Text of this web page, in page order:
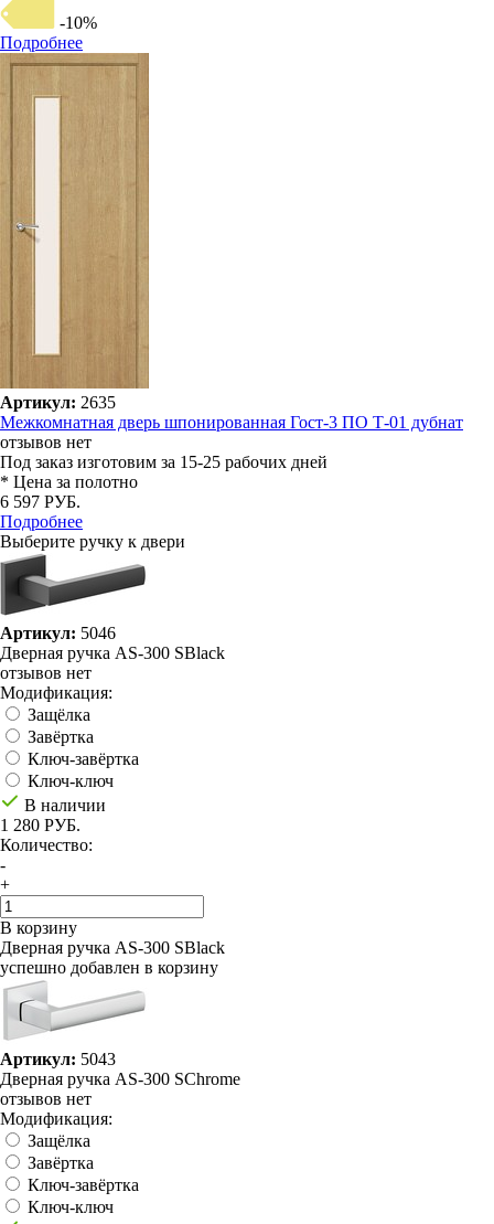
-10%
Подробнее
Артикул: 2635
Межкомнатная дверь шпонированная Гост-3 ПО Т-01 дубнат
отзывов нет
Под заказ изготовим за 15-25 рабочих дней
* Цена за полотно
6 597 РУБ.
Подробнее
Выберите ручку к двери
Артикул: 5046
Дверная ручка AS-300 SBlack
отзывов нет
Модификация:
Защёлка
Завёртка
Ключ-завёртка
Ключ-ключ
В наличии
1 280 РУБ.
Количество:
-
+
В корзину
Дверная ручка AS-300 SBlack
успешно добавлен в корзину
Артикул: 5043
Дверная ручка AS-300 SChrome
отзывов нет
Модификация:
Защёлка
Завёртка
Ключ-завёртка
Ключ-ключ